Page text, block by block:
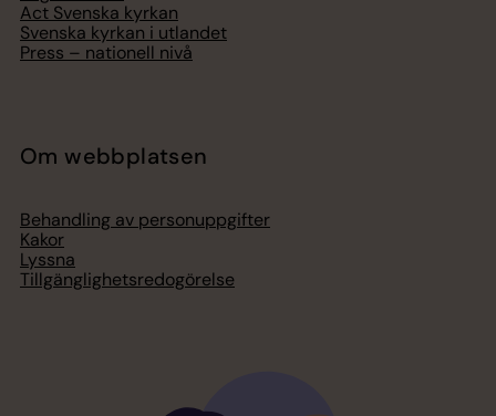
Act Svenska kyrkan
Svenska kyrkan i utlandet
Press – nationell nivå
Om webbplatsen
Behandling av personuppgifter
Kakor
Lyssna
Tillgänglighetsredogörelse